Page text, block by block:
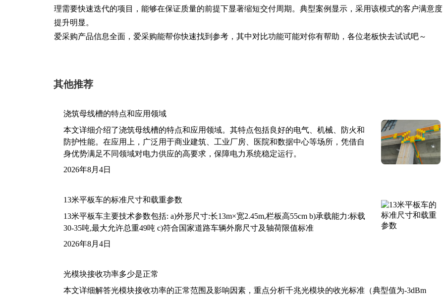
理需要快速迭代的项目，能够在保证质量的前提下显著缩短交付周期。典型案例显示，采用该模式的客户满意度
提升明显。
爱采购产品信息全面，爱采购能帮你快速找到参考，其中对比功能可能对你有帮助，各位老板快去试试吧～
其他推荐
浇筑母线槽的特点和应用领域
本文详细介绍了浇筑母线槽的特点和应用领域。其特点包括良好的电气、机械、防火和
防护性能。在应用上，广泛用于商业建筑、工业厂房、医院和数据中心等场所，凭借自
身优势满足不同领域对电力供应的高要求，保障电力系统稳定运行。
2026年8月4日
13米平板车的标准尺寸和载重参数
13米平板车主要技术参数包括: a)外形尺寸:长13m×宽2.45m,栏板高55cm b)承载能力:标载
30-35吨,最大允许总重49吨 c)符合国家道路车辆外廓尺寸及轴荷限值标准
2026年8月4日
光模块接收功率多少是正常
本文详细解答光模块接收功率的正常范围及影响因素，重点分析千兆光模块的收光标准（典型值为-3dBm